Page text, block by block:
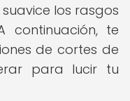
los rasgos
continuación, te
de cortes de
para lucir tu